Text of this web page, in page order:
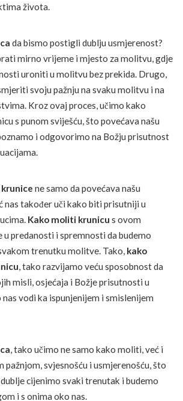
života.
da bismo postigli dublju usmjerenost?
mirno vrijeme i mjesto za molitvu, gdje
uroniti u molitvu bez prekida. Drugo,
svoju pažnju na svaku molitvu i na
Kroz ovaj proces, učimo kako
s punom sviješću, što povećava našu
i odgovorimo na Božju prisutnost
ne samo da povećava našu
nas također uči kako biti prisutniji u
Kako moliti krunicu s ovom
u predanosti i spremnosti da budemo
trenutku molitve. Tako, kako
, tako razvijamo veću sposobnost da
misli, osjećaja i Božje prisutnosti u
vodi ka ispunjenijem i smislenijem
, tako učimo ne samo kako moliti, već i
pažnjom, svjesnošću i usmjerenošću, što
cijenimo svaki trenutak i budemo
i s onima oko nas.